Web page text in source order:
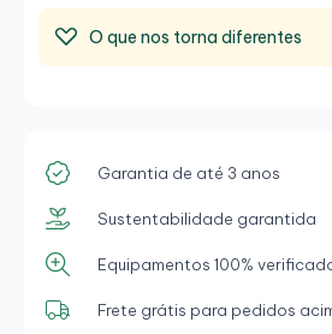
O que nos torna diferentes
Garantia de até 3 anos
Sustentabilidade garantida
Equipamentos 100%
Frete grátis para pedidos